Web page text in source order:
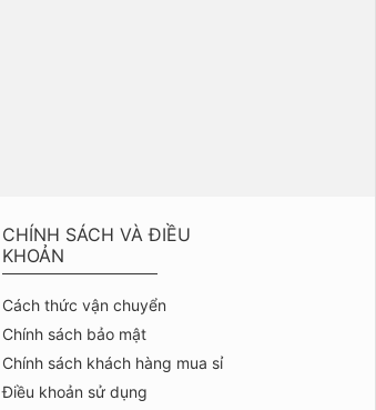
CHÍNH SÁCH VÀ ĐIỀU
KHOẢN
Cách thức vận chuyển
Chính sách bảo mật
Chính sách khách hàng mua sỉ
Điều khoản sử dụng